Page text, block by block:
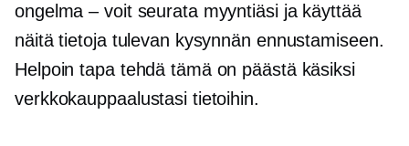
ongelma – voit seurata myyntiäsi ja käyttää
näitä tietoja tulevan kysynnän ennustamiseen.
Helpoin tapa tehdä tämä on päästä käsiksi
verkkokauppaalustasi tietoihin.